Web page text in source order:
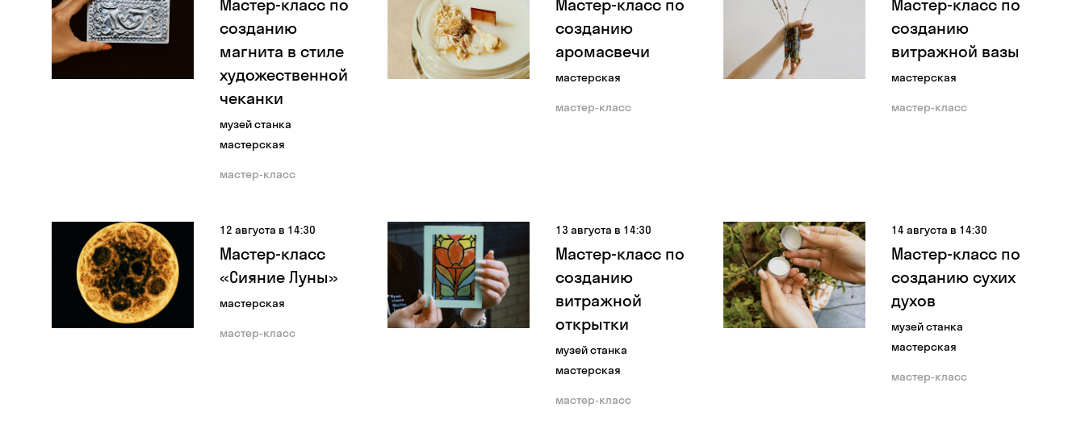
Мастер-класс по
созданию
магнита в стиле
художественной
чеканки
музей станка
мастерская
мастер-класс
Мастер-класс по
созданию
аромасвечи
мастерская
мастер-класс
Мастер-класс по
созданию
витражной вазы
мастерская
мастер-класс
12 августа в 14:30
Мастер-класс
«Сияние Луны»
мастерская
мастер-класс
13 августа в 14:30
Мастер-класс по
созданию
витражной
открытки
музей станка
мастерская
мастер-класс
14 августа в 14:30
Мастер-класс по
созданию сухих
духов
музей станка
мастерская
мастер-класс